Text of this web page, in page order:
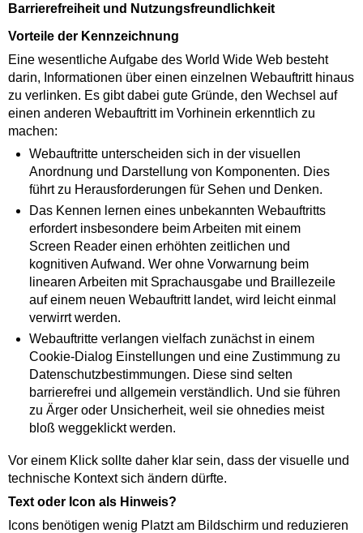
Barrierefreiheit und Nutzungsfreundlichkeit
Vorteile der Kennzeichnung
Eine wesentliche Aufgabe des World Wide Web besteht
darin, Informationen über einen einzelnen Webauftritt hinaus
zu verlinken. Es gibt dabei gute Gründe, den Wechsel auf
einen anderen Webauftritt im Vorhinein erkenntlich zu
machen:
Webauftritte unterscheiden sich in der visuellen
Anordnung und Darstellung von Komponenten. Dies
führt zu Herausforderungen für Sehen und Denken.
Das Kennen lernen eines unbekannten Webauftritts
erfordert insbesondere beim Arbeiten mit einem
Screen Reader einen erhöhten zeitlichen und
kognitiven Aufwand. Wer ohne Vorwarnung beim
linearen Arbeiten mit Sprachausgabe und Braillezeile
auf einem neuen Webauftritt landet, wird leicht einmal
verwirrt werden.
Webauftritte verlangen vielfach zunächst in einem
Cookie-Dialog Einstellungen und eine Zustimmung zu
Datenschutzbestimmungen. Diese sind selten
barrierefrei und allgemein verständlich. Und sie führen
zu Ärger oder Unsicherheit, weil sie ohnedies meist
bloß weggeklickt werden.
Vor einem Klick sollte daher klar sein, dass der visuelle und
technische Kontext sich ändern dürfte.
Text oder Icon als Hinweis?
Icons benötigen wenig Platzt am Bildschirm und reduzieren